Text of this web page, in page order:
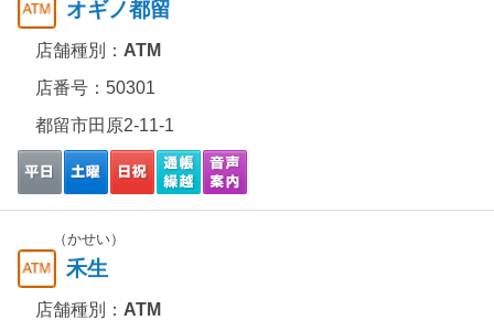
オギノ都留
店舗種別： ATM
店番号：50301
都留市田原2-11-1
（かせい）
禾生
店舗種別： ATM